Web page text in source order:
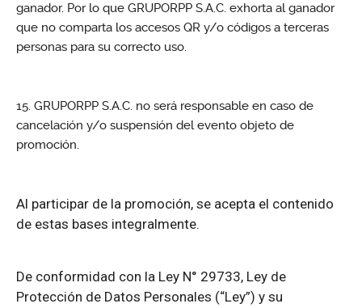
ganador. Por lo que GRUPORPP S.A.C. exhorta al ganador
que no comparta los accesos QR y/o códigos a terceras
personas para su correcto uso.
GRUPORPP S.A.C. no será responsable en caso de
cancelación y/o suspensión del evento objeto de
promoción.
Al participar de la promoción, se acepta el contenido
de estas bases integralmente.
De conformidad con la Ley N° 29733, Ley de
Protección de Datos Personales (“Ley”) y su